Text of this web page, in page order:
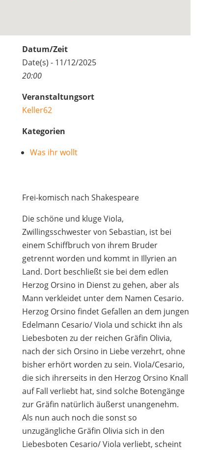
Datum/Zeit
Date(s) - 11/12/2025
20:00
Veranstaltungsort
Keller62
Kategorien
Was ihr wollt
Frei-komisch nach Shakespeare
Die schöne und kluge Viola,
Zwillingsschwester von Sebastian, ist bei
einem Schiffbruch von ihrem Bruder
getrennt worden und kommt in Illyrien an
Land. Dort beschließt sie bei dem edlen
Herzog Orsino in Dienst zu gehen, aber als
Mann verkleidet unter dem Namen Cesario.
Herzog Orsino findet Gefallen an dem jungen
Edelmann Cesario/ Viola und schickt ihn als
Liebesboten zu der reichen Gräfin Olivia,
nach der sich Orsino in Liebe verzehrt, ohne
bisher erhört worden zu sein. Viola/Cesario,
die sich ihrerseits in den Herzog Orsino Knall
auf Fall verliebt hat, sind solche Botengänge
zur Gräfin natürlich äußerst unangenehm.
Als nun auch noch die sonst so
unzugängliche Gräfin Olivia sich in den
Liebesboten Cesario/ Viola verliebt, scheint